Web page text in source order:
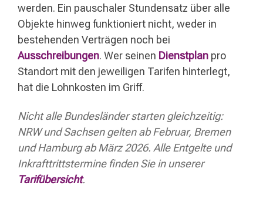
werden. Ein pauschaler Stundensatz über alle
Objekte hinweg funktioniert nicht, weder in
bestehenden Verträgen noch bei
Ausschreibungen. Wer seinen Dienstplan pro
Standort mit den jeweiligen Tarifen hinterlegt,
hat die Lohnkosten im Griff.
Nicht alle Bundesländer starten gleichzeitig:
NRW und Sachsen gelten ab Februar, Bremen
und Hamburg ab März 2026. Alle Entgelte und
Inkrafttrittstermine finden Sie in unserer
Tarifübersicht.